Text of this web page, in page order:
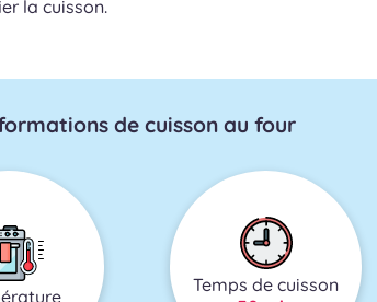
la cuisson.
de cuisson au four
Temps de cuisson